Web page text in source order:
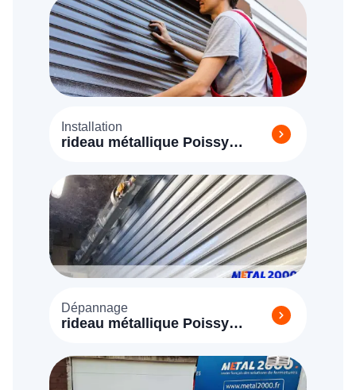
Installation
rideau métallique Poissy
Dépannage
rideau métallique Poissy